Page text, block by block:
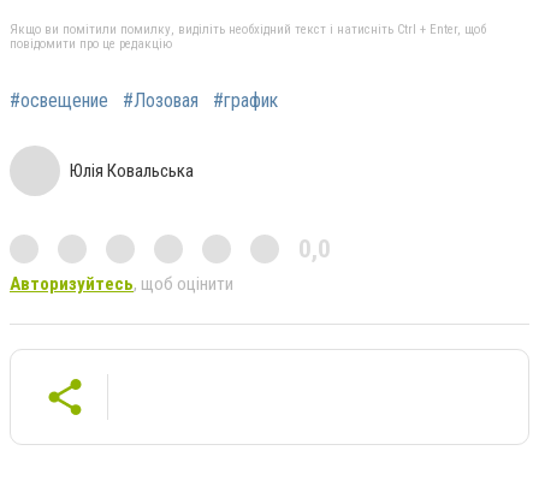
Якщо ви помітили помилку, виділіть необхідний текст і натисніть Ctrl + Enter, щоб
повідомити про це редакцію
#освещение #Лозовая #график
Юлія Ковальська
0,0
Авторизуйтесь, щоб оцінити